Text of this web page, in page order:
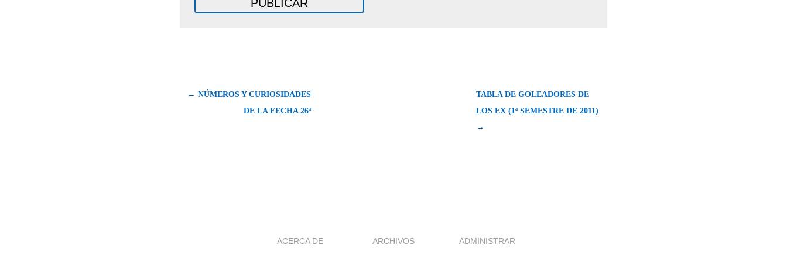
← NÚMEROS Y CURIOSIDADES
DE LA FECHA 26ª
TABLA DE GOLEADORES DE
LOS EX (1ª SEMESTRE DE 2011)
→
ACERCA DE ARCHIVOS ADMINISTRAR